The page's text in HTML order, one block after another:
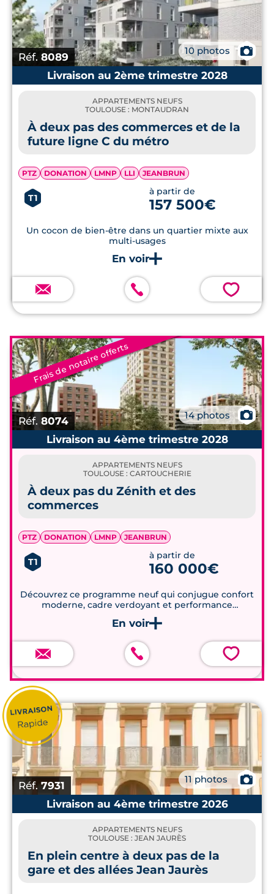
Réf. 8089 10 photos
📷
Livraison au 2ème trimestre 2028
APPARTEMENTS NEUFS
TOULOUSE : MONTAUDRAN
À deux pas des commerces et de la
future ligne C du métro
PTZ DONATION LMNP LLI JEANBRUN
T1
à partir de
157 500€
Un cocon de bien-être dans un quartier mixte aux
multi-usages
💗
Frais de notaire offerts
Réf. 8074 14 photos
📷
Livraison au 4ème trimestre 2028
APPARTEMENTS NEUFS
TOULOUSE : CARTOUCHERIE
À deux pas du Zénith et des
commerces
PTZ DONATION LMNP JEANBRUN
T1
à partir de
160 000€
Découvrez ce programme neuf qui conjugue confort
moderne, cadre verdoyant et performance
énergétique
💗
Réf.7931 11 photos
📷
Livraison au 4ème trimestre 2026
APPARTEMENTS NEUFS
TOULOUSE : JEAN JAURÈS
En plein centre à deux pas de la
gare et des allées Jean Jaurès